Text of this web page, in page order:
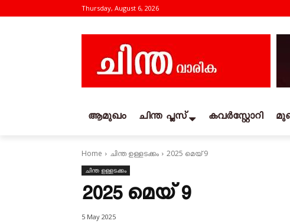
Thursday, August 6, 2026
ആമുഖം ചിന്ത പ്ലസ് കവര്‍സ്റ്റോറി
Home ചിന്ത ഉള്ളടക്കം 2025 മെയ്‌ 9
ചിന്ത ഉള്ളടക്കം
2025 മെയ്‌ 9
5 May 2025